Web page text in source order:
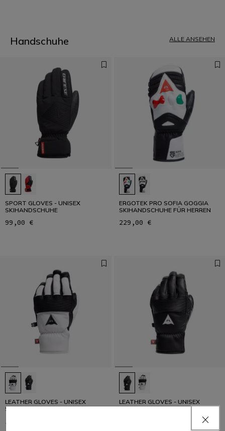
Handschuhe ALLE ANSEHEN
SPORT GLOVES - UNISEX
SKIHANDSCHUHE
99,00 €
ERGOTEK PRO SOFIA GOGGIA
SKIHANDSCHUHE FÜR HERREN
229,00 €
LEATHER GLOVES - UNISEX
SKIHANDSCHUHE AUS LEDER
169,00 €
LEATHER GLOVES - UNISEX
SKIHANDSCHUHE AUS LEDER